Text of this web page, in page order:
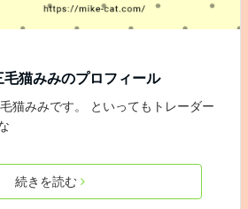
猫みみのプロフィール
猫みみです。 といってもトレーダー
続きを読む